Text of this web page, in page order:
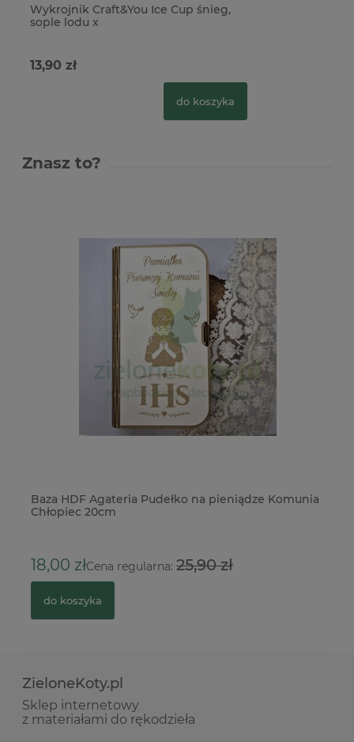
Wykrojnik Craft&You Ice Cup śnieg,
sople lodu x
13,90 zł
do koszyka
Znasz to?
Baza HDF Agateria Pudełko na pieniądze Komunia
Chłopiec 20cm
18,00 złCena regularna:25,90 zł
do koszyka
ZieloneKoty.pl
Sklep internetowy
z materiałami do rękodzieła